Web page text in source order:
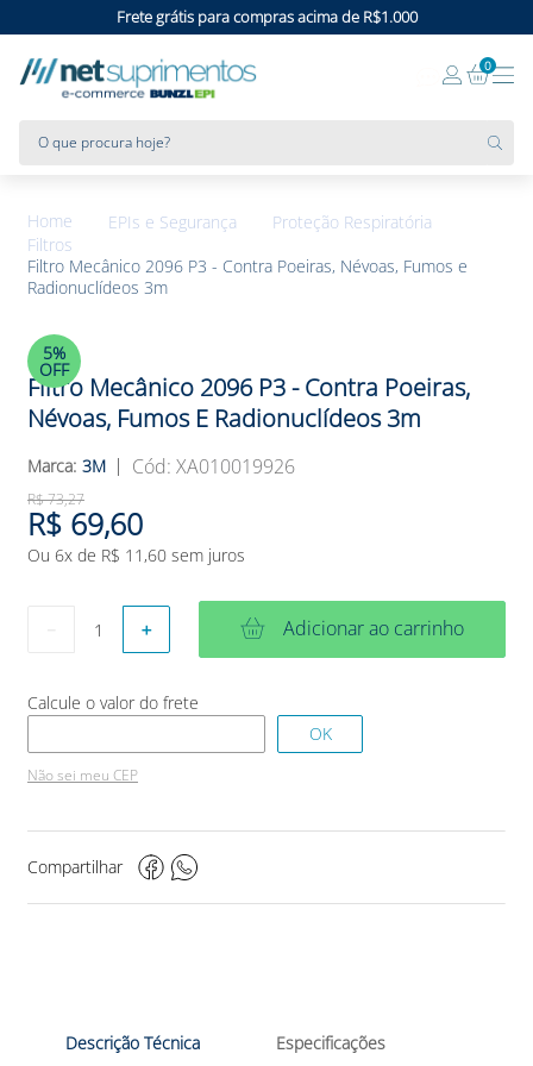
Frete grátis para compras acima de R$1.000
0
EPIs e Segurança
Proteção Respiratória
Filtros
Filtro Mecânico 2096 P3 - Contra Poeiras, Névoas, Fumos e
Radionuclídeos 3m
5%
OFF
Filtro Mecânico 2096 P3 - Contra Poeiras,
Névoas, Fumos E Radionuclídeos 3m
3M : XA010019926
R$73,27
R$ 69,60
Ou 6x de R$ 11 ,60 sem juros
＋ Adicionar ao carrinho
Não sei meu CEP
Compartilhar
Descrição Técnica Especificações